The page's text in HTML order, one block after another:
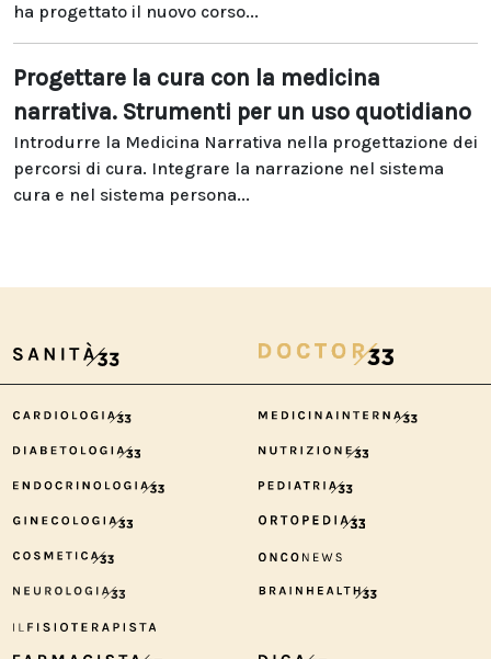
ha progettato il nuovo corso...
Progettare la cura con la medicina
narrativa. Strumenti per un uso quotidiano
Introdurre la Medicina Narrativa nella progettazione dei
percorsi di cura. Integrare la narrazione nel sistema
cura e nel sistema persona...